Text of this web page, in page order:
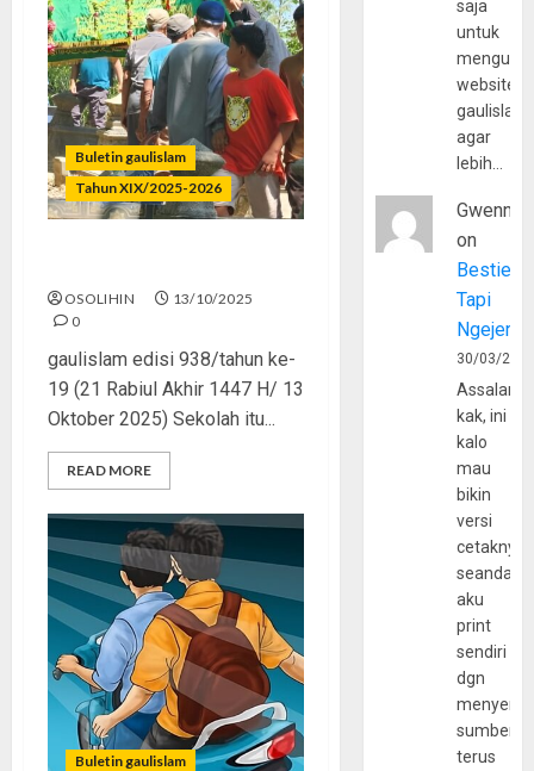
Buletin gaulislam
Tahun XIX/2025-2026
OSOLIHIN
13/10/2025
0
gaulislam edisi 938/tahun ke-
19 (21 Rabiul Akhir 1447 H/ 13
Oktober 2025) Sekolah itu...
READ MORE
Buletin gaulislam
saja
untuk
website
agar
lebih…
Gwenny
on
Bestie
Tapi
30/03/
kak, ini
kalo
mau
bikin
versi
cetaknya
aku
print
sendiri
dgn
sumber
terus